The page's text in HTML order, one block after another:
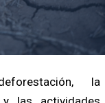
la